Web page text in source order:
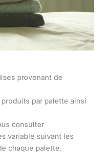
provenant de
par palette ainsi
consulter
variable suivant les
chaque palette.